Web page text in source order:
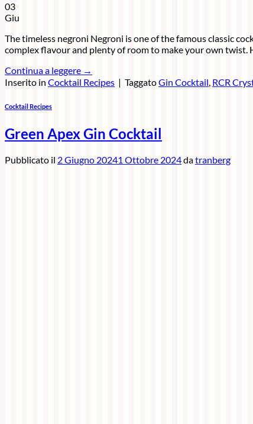
03
Giu
The timeless negroni Negroni is one of the famous classic
complex flavour and plenty of room to make your own twist.
Continua a leggere →
Inserito in Cocktail Recipes | TaggatoGin Cocktail, RCR
Cocktail Recipes
Green Apex Gin Cocktail
Pubblicato il 2 Giugno 20241 Ottobre 2024datranberg